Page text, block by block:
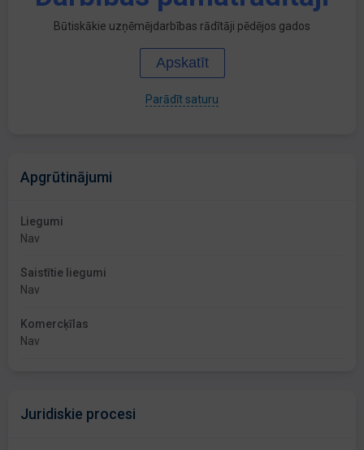
Būtiskākie uzņēmējdarbības rādītāji pēdējos gados
Apskatīt
Parādīt saturu
Apgrūtinājumi
Liegumi
Nav
Saistītie liegumi
Nav
Komercķīlas
Nav
Juridiskie procesi